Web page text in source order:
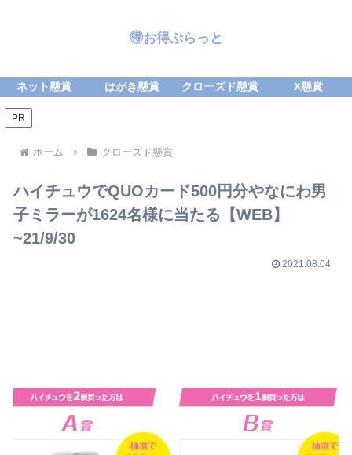
🉐お得ぷらっと
ネット懸賞 はがき懸賞 クローズド懸賞 X懸賞
PR
ホーム クローズド懸賞
ハイチュウでQUOカード500円分やなにわ男
子ミラーが1624名様に当たる【WEB】
~21/9/30
2021.08.04